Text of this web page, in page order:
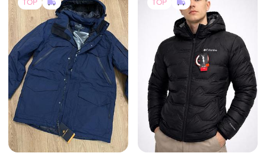
TOP TOP